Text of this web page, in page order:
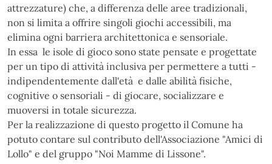
attrezzature) che, a differenza delle aree tradizionali,
non si limita a offrire singoli giochi accessibili, ma
elimina ogni barriera architettonica e sensoriale.
In essa le isole di gioco sono state pensate e progettate
per un tipo di attività inclusiva per permettere a tutti -
indipendentemente dall'età e dalle abilità fisiche,
cognitive o sensoriali - di giocare, socializzare e
muoversi in totale sicurezza.
Per la realizzazione di questo progetto il Comune ha
potuto contare sul contributo dell'Associazione "Amici di
Lollo" e del gruppo "Noi Mamme di Lissone".